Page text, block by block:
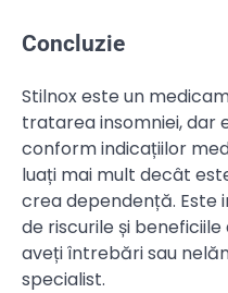
Concluzie
Stilnox este un
tratarea insomniei, dar
conform indicațiilor
luați mai mult decât
crea dependență.
de riscurile și
aveți întrebări sau
specialist.